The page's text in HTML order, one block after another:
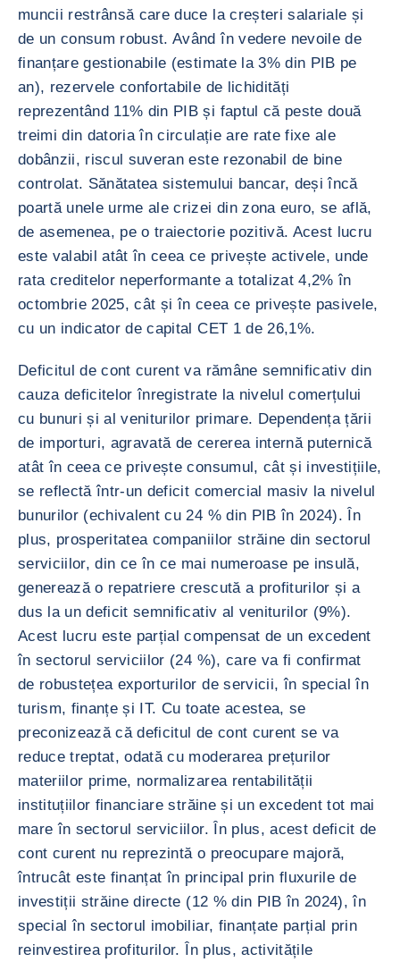
muncii restrânsă care duce la creșteri salariale și
de un consum robust. Având în vedere nevoile de
finanțare gestionabile (estimate la 3% din PIB pe
an), rezervele confortabile de lichidități
reprezentând 11% din PIB și faptul că peste două
treimi din datoria în circulație are rate fixe ale
dobânzii, riscul suveran este rezonabil de bine
controlat. Sănătatea sistemului bancar, deși încă
poartă unele urme ale crizei din zona euro, se află,
de asemenea, pe o traiectorie pozitivă. Acest lucru
este valabil atât în ceea ce privește activele, unde
rata creditelor neperformante a totalizat 4,2% în
octombrie 2025, cât și în ceea ce privește pasivele,
cu un indicator de capital CET 1 de 26,1%.
Deficitul de cont curent va rămâne semnificativ din
cauza deficitelor înregistrate la nivelul comerțului
cu bunuri și al veniturilor primare. Dependența țării
de importuri, agravată de cererea internă puternică
atât în ceea ce privește consumul, cât și investițiile,
se reflectă într-un deficit comercial masiv la nivelul
bunurilor (echivalent cu 24 % din PIB în 2024). În
plus, prosperitatea companiilor străine din sectorul
serviciilor, din ce în ce mai numeroase pe insulă,
generează o repatriere crescută a profiturilor și a
dus la un deficit semnificativ al veniturilor (9%).
Acest lucru este parțial compensat de un excedent
în sectorul serviciilor (24 %), care va fi confirmat
de robustețea exporturilor de servicii, în special în
turism, finanțe și IT. Cu toate acestea, se
preconizează că deficitul de cont curent se va
reduce treptat, odată cu moderarea prețurilor
materiilor prime, normalizarea rentabilității
instituțiilor financiare străine și un excedent tot mai
mare în sectorul serviciilor. În plus, acest deficit de
cont curent nu reprezintă o preocupare majoră,
întrucât este finanțat în principal prin fluxurile de
investiții străine directe (12 % din PIB în 2024), în
special în sectorul imobiliar, finanțate parțial prin
reinvestirea profiturilor. În plus, activitățile